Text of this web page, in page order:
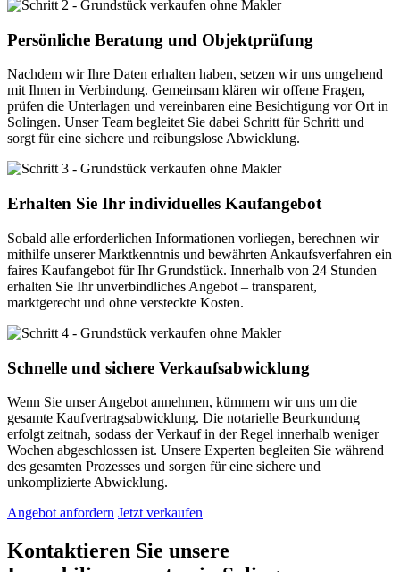
Persönliche Beratung und Objektprüfung
Nachdem wir Ihre Daten erhalten haben, setzen wir uns umgehend
mit Ihnen in Verbindung. Gemeinsam klären wir offene Fragen,
prüfen die Unterlagen und vereinbaren eine Besichtigung vor Ort in
Solingen. Unser Team begleitet Sie dabei Schritt für Schritt und
sorgt für eine sichere und reibungslose Abwicklung.
Erhalten Sie Ihr individuelles Kaufangebot
Sobald alle erforderlichen Informationen vorliegen, berechnen wir
mithilfe unserer Marktkenntnis und bewährten Ankaufsverfahren ein
faires Kaufangebot für Ihr Grundstück. Innerhalb von 24 Stunden
erhalten Sie Ihr unverbindliches Angebot – transparent,
marktgerecht und ohne versteckte Kosten.
Schnelle und sichere Verkaufsabwicklung
Wenn Sie unser Angebot annehmen, kümmern wir uns um die
gesamte Kaufvertragsabwicklung. Die notarielle Beurkundung
erfolgt zeitnah, sodass der Verkauf in der Regel innerhalb weniger
Wochen abgeschlossen ist. Unsere Experten begleiten Sie während
des gesamten Prozesses und sorgen für eine sichere und
unkomplizierte Abwicklung.
Angebot anfordern Jetzt verkaufen
Kontaktieren Sie unsere